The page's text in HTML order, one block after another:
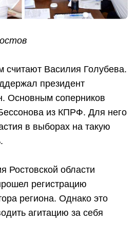
Василия Голубева.
президент
Основным соперников
из КПРФ. Для него
в выборах на такую
Ростовской области
регистрацию
региона. Однако это
агитацию за себя